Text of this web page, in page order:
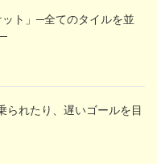
ット」─全てのタイルを並
られたり、遅いゴールを目